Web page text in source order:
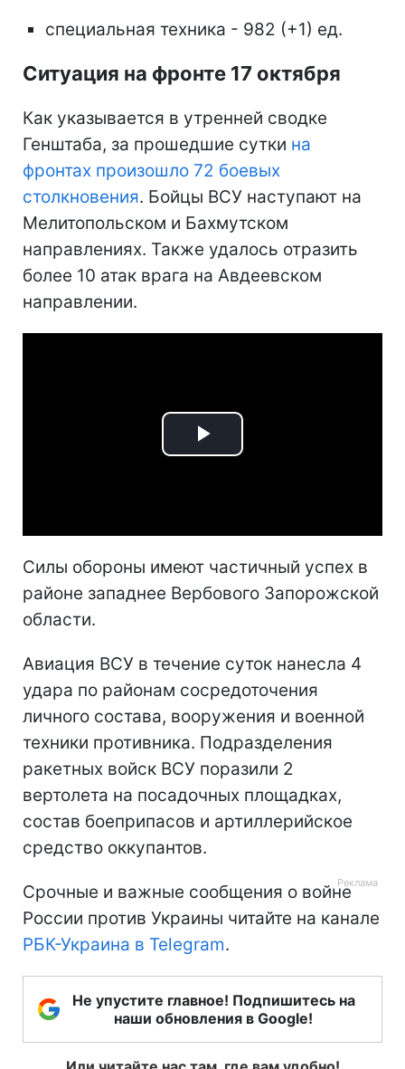
специальная техника - 982 (+1) ед.
Ситуация на фронте 17 октября
Как указывается в утренней сводке
Генштаба, за прошедшие сутки на
фронтах произошло 72 боевых
столкновения. Бойцы ВСУ наступают на
Мелитопольском и Бахмутском
направлениях. Также удалось отразить
более 10 атак врага на Авдеевском
направлении.
Play
Силы обороны имеют частичный успех в
районе западнее Вербового Запорожской
области.
Авиация ВСУ в течение суток нанесла 4
удара по районам сосредоточения
личного состава, вооружения и военной
техники противника. Подразделения
ракетных войск ВСУ поразили 2
вертолета на посадочных площадках,
состав боеприпасов и артиллерийское
средство оккупантов.
Срочные и важные сообщения о войне
России против Украины читайте на канале
РБК-Украина в Telegram.
Не упустите главное! Подпишитесь на
наши обновления в Google!